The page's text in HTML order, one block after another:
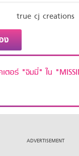
true cj creations
ง
คเตอร์ "จิมมี่" ใน